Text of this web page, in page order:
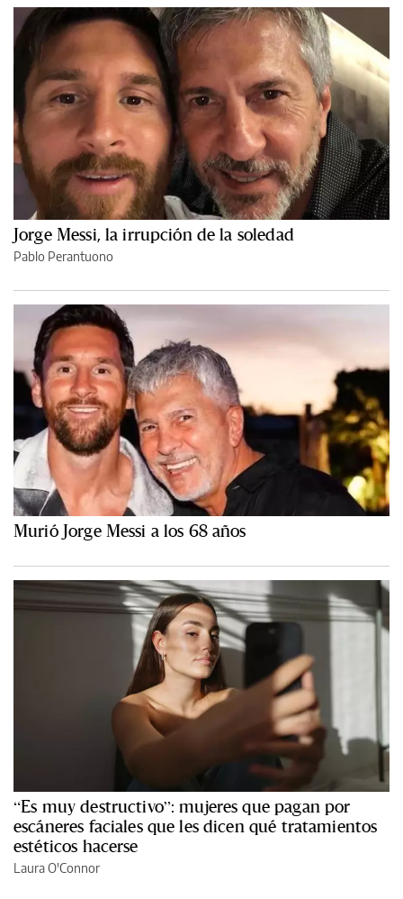
Jorge Messi, la irrupción de la soledad
Pablo Perantuono
Murió Jorge Messi a los 68 años
“Es muy destructivo”: mujeres que pagan por
escáneres faciales que les dicen qué tratamientos
estéticos hacerse
Laura O'Connor